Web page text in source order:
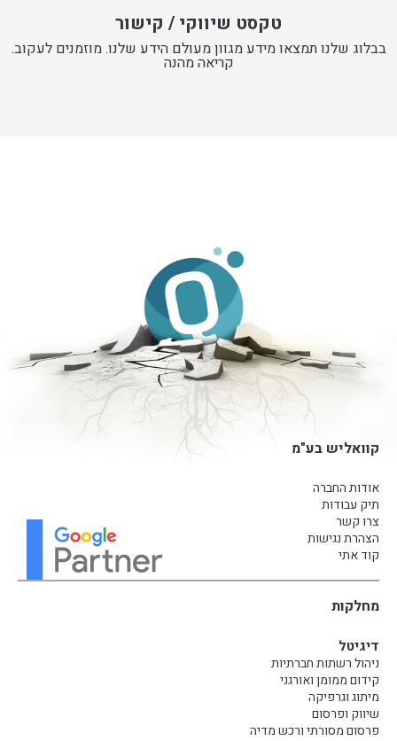
טקסט שיווקי / קישור
בבלוג שלנו תמצאו מידע מגוון מעולם הידע שלנו. מוזמנים לעקוב.
קריאה מהנה
קוואליש בע"מ
אודות החברה
תיק עבודות
צרו קשר
הצהרת נגישות
קוד אתי
מחלקות
דיגיטל
ניהול רשתות חברתיות
קידום ממומן ואורגני
מיתוג וגרפיקה
שיווק ופרסום
פרסום מסורתי ורכש מדיה